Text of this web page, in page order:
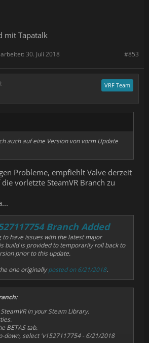
mit Tapatalk
#853
30. Juli 2018
VRF Team
auch auf eine Version von vorm Update
Probleme, empfiehlt Valve derzeit
vorletzte SteamVR Branch zu
Branch Added
to have issues with the latest major
build is provided to temporarily roll back to
prior to this update.
one originallyposted on 6/21/2018.
in your Steam Library.
BETAS tab.
down, select 'v1527117754 - 6/21/2018